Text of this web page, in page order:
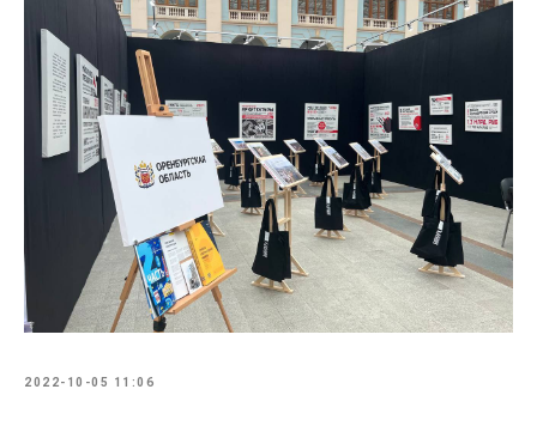
2022-10-05 11:06